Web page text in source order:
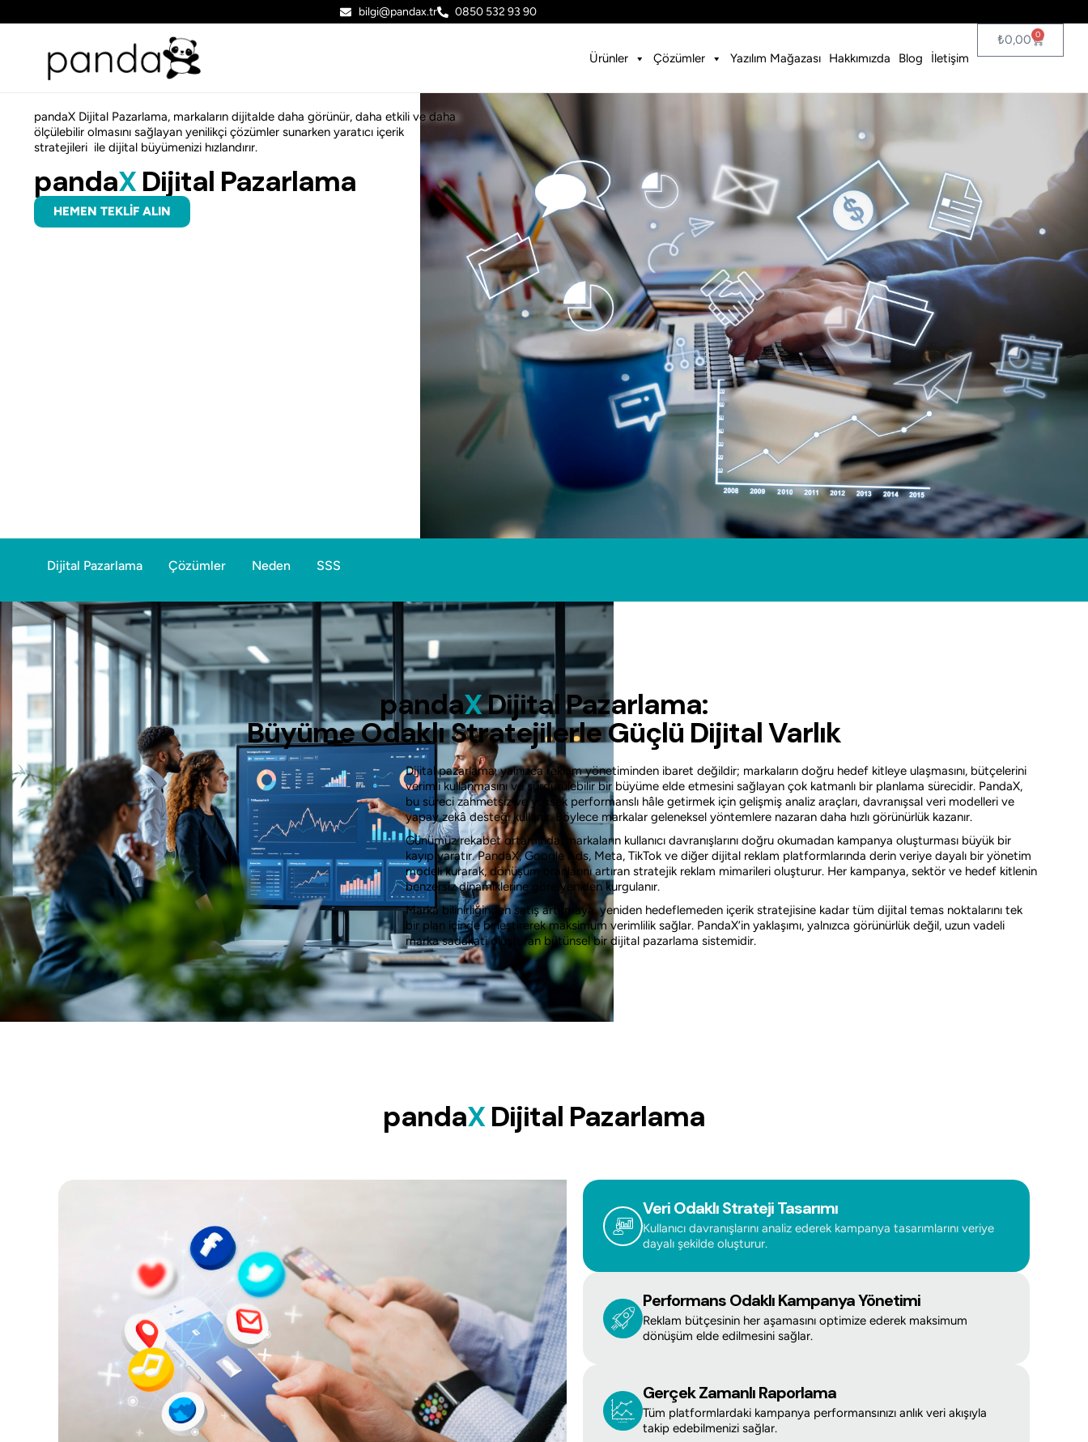
bilgi@pandax.tr 0850 532 93 90
Ürünler Çözümler Yazılım Mağazası Hakkımızda Blog İletişim
₺0,00 0
pandaX Dijital Pazarlama, markaların dijitalde daha görünür, daha etkili ve daha
ölçülebilir olmasını sağlayan yenilikçi çözümler sunarken yaratıcı içerik
stratejileri ile dijital büyümenizi hızlandırır.
pandaXDijital Pazarlama
HEMEN TEKLIF ALIN
Dijital Pazarlama Çözümler Neden SSS
pandaXDijital Pazarlama:
Büyüme Odaklı Stratejilerle Güçlü Dijital Varlık
Dijital pazarlama, yalnızca reklam yönetiminden ibaret değildir; markaların doğru hedef kitleye ulaşmasını, bütçelerini
verimli kullanmasını ve sürdürülebilir bir büyüme elde etmesini sağlayan çok katmanlı bir planlama sürecidir. PandaX,
bu süreci zahmetsiz ve yüksek performanslı hâle getirmek için gelişmiş analiz araçları, davranışsal veri modelleri ve
yapay zekâ desteği kullanır. Böylece markalar geleneksel yöntemlere nazaran daha hızlı görünürlük kazanır.
Günümüz rekabet ortamında, markaların kullanıcı davranışlarını doğru okumadan kampanya oluşturması büyük bir
kayıp yaratır. PandaX, Google Ads, Meta, TikTok ve diğer dijital reklam platformlarında derin veriye dayalı bir yönetim
modeli kurarak, dönüşüm oranlarını artıran stratejik reklam mimarileri oluşturur. Her kampanya, sektör ve hedef kitlenin
benzersiz dinamiklerine göre yeniden kurgulanır.
Marka bilinirliğinden satış artırmaya, yeniden hedeflemeden içerik stratejisine kadar tüm dijital temas noktalarını tek
bir plan içinde birleştirerek maksimum verimlilik sağlar. PandaX’in yaklaşımı, yalnızca görünürlük değil, uzun vadeli
marka sadakati oluşturan bütünsel bir dijital pazarlama sistemidir.
pandaXDijital Pazarlama
Veri Odaklı Strateji Tasarımı
Kullanıcı davranışlarını analiz ederek kampanya tasarımlarını veriye
dayalı şekilde oluşturur.
Performans Odaklı Kampanya Yönetimi
Reklam bütçesinin her aşamasını optimize ederek maksimum
dönüşüm elde edilmesini sağlar.
Gerçek Zamanlı Raporlama
Tüm platformlardaki kampanya performansınızı anlık veri akışıyla
takip edebilmenizi sağlar.